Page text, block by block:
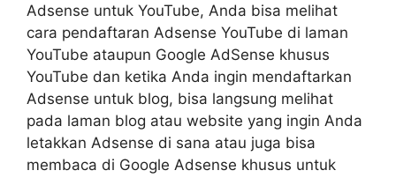
Adsense untuk YouTube, Anda bisa melihat
cara pendaftaran Adsense YouTube di laman
YouTube ataupun Google AdSense khusus
YouTube dan ketika Anda ingin mendaftarkan
Adsense untuk blog, bisa langsung melihat
pada laman blog atau website yang ingin Anda
letakkan Adsense di sana atau juga bisa
membaca di Google Adsense khusus untuk